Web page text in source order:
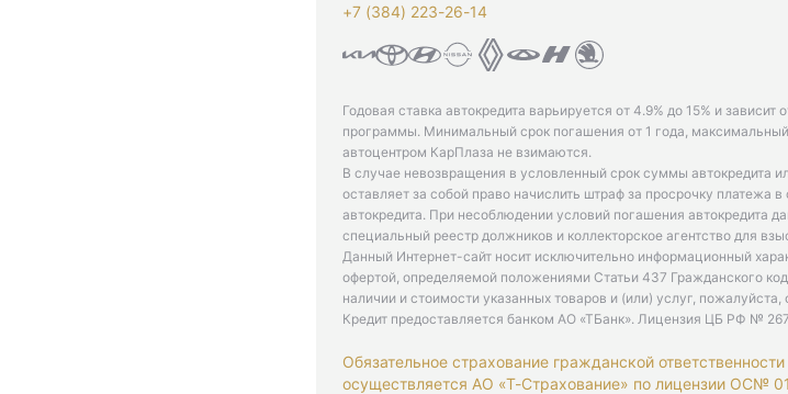
+7 (384) 223-26-14‬
Годовая ставка автокредита варьируется от 4.9% до 15% и
программы. Минимальный срок погашения от 1 года,
автоцентром КарПлаза не взимаются.
В случае невозвращения в условленный срок суммы автокредита
оставляет за собой право начислить штраф за просрочку платежа
автокредита. При несоблюдении условий погашения автокредита
специальный реестр должников и коллекторское агентство для
Данный Интернет-сайт носит исключительно информационный
офертой, определяемой положениями Статьи 437 Гражданского
наличии и стоимости указанных товаров и (или) услуг,
Кредит предоставляется банком АО «ТБанк». Лицензия ЦБ РФ №
Обязательное страхование гражданской
осуществляется АО «Т-Страхование» по лицензии ОС№